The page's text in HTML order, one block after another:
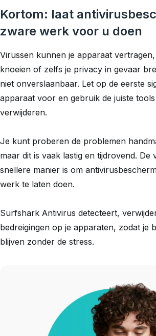
Kortom: laat
zware werk voor u doen
Virussen kunnen je apparaat
knoeien of zelfs je privacy in gevaar
niet onverslaanbaar. Let op de eerste
apparaat voor en gebruik de juiste
verwijderen.
Je kunt proberen de problemen
maar dit is vaak lastig en tijdrovend. De
snellere manier is om
werk te laten doen.
Surfshark Antivirus detecteert,
bedreigingen op je apparaten, zodat je
blijven zonder de stress.